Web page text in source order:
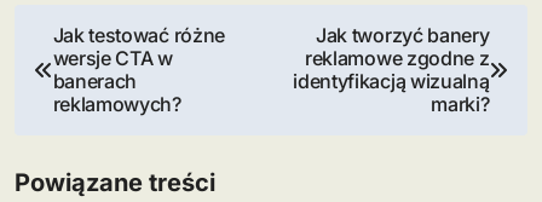
i
Jak testować różne
wersje CTA w
banerach
reklamowych?
Jak tworzyć banery
reklamowe zgodne z
identyfikacją wizualną
marki?
Powiązane treści